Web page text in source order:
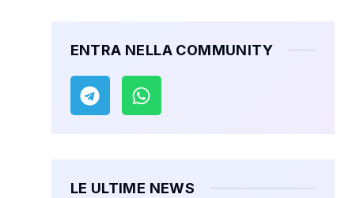
ENTRA NELLA COMMUNITY
LE ULTIME NEWS